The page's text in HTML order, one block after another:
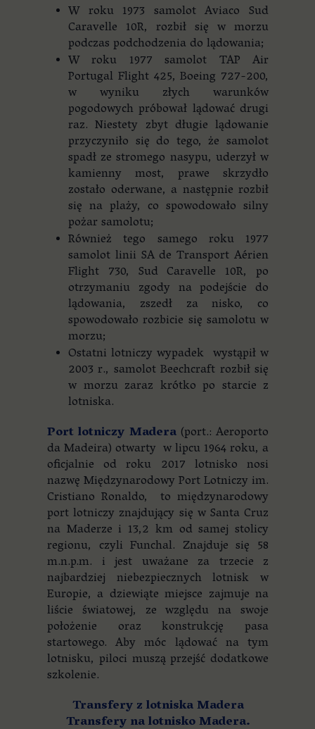
W roku 1973 samolot Aviaco Sud
Caravelle 10R, rozbił się w morzu
podczas podchodzenia do lądowania;
W roku 1977 samolot TAP Air
Portugal Flight 425, Boeing 727-200,
w wyniku złych warunków
pogodowych próbował lądować drugi
raz. Niestety zbyt długie lądowanie
przyczyniło się do tego, że samolot
spadł ze stromego nasypu, uderzył w
kamienny most, prawe skrzydło
zostało oderwane, a następnie rozbił
się na plaży, co spowodowało silny
pożar samolotu;
Również tego samego roku 1977
samolot linii SA de Transport Aérien
Flight 730, Sud Caravelle 10R, po
otrzymaniu zgody na podejście do
lądowania, zszedł za nisko, co
spowodowało rozbicie się samolotu w
morzu;
Ostatni lotniczy wypadek wystąpił w
2003 r., samolot Beechcraft rozbił się
w morzu zaraz krótko po starcie z
lotniska.
Port lotniczy Madera(port.: Aeroporto
da Madeira) otwarty w lipcu 1964 roku, a
oficjalnie od roku 2017 lotnisko nosi
nazwę Międzynarodowy Port Lotniczy im.
Cristiano Ronaldo, to międzynarodowy
port lotniczy znajdujący się w Santa Cruz
na Maderze i 13,2 km od samej stolicy
regionu, czyli Funchal. Znajduje się 58
m.n.p.m. i jest uważane za trzecie z
najbardziej niebezpiecznych lotnisk w
Europie, a dziewiąte miejsce zajmuje na
liście światowej, ze względu na swoje
położenie oraz konstrukcję pasa
startowego. Aby móc lądować na tym
lotnisku, piloci muszą przejść dodatkowe
szkolenie.
Transfery z lotniska Madera
Transfery na lotnisko Madera.